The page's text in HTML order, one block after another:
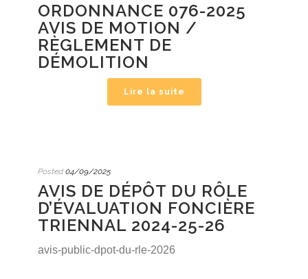
ORDONNANCE 076-2025
AVIS DE MOTION /
RÈGLEMENT DE
DÉMOLITION
Lire la suite
Posted 04/09/2025
AVIS DE DÉPÔT DU RÔLE
D’ÉVALUATION FONCIÈRE
TRIENNAL 2024-25-26
avis-public-dpot-du-rle-2026